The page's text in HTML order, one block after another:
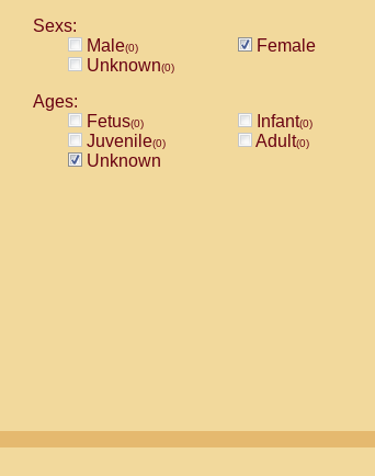
Sexs:
Male(0)
Female
Unknown(0)
Ages:
Fetus(0) Infant(0)
Juvenile(0) Adult(0)
Unknown